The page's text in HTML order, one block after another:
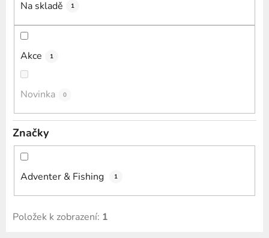
Na skladě 1
Akce 1
Novinka 0
Značky
Adventer & Fishing 1
Položek k zobrazení: 1